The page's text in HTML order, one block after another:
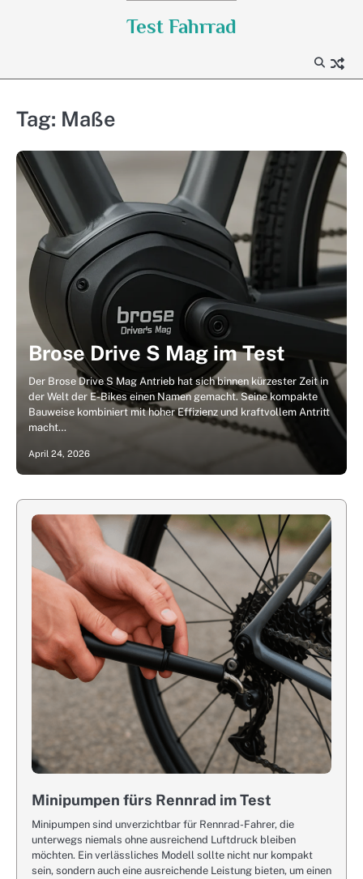
Test Fahrrad
Tag: Maße
Brose Drive S Mag im Test
Der Brose Drive S Mag Antrieb hat sich binnen kürzester Zeit in
der Welt der E-Bikes einen Namen gemacht. Seine kompakte
Bauweise kombiniert mit hoher Effizienz und kraftvollem Antritt
macht…
April 24, 2026
Minipumpen fürs Rennrad im Test
Minipumpen sind unverzichtbar für Rennrad-Fahrer, die
unterwegs niemals ohne ausreichend Luftdruck bleiben
möchten. Ein verlässliches Modell sollte nicht nur kompakt
sein, sondern auch eine ausreichende Leistung bieten, um einen